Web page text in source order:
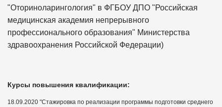
"Оториноларингология" в ФГБОУ ДПО "Российская
медицинская академия непрерывного
профессионального образования" Министерства
здравоохранения Российской Федерации)
Курсы повышения квалификации:
18.09.2020 "Стажировка по реализации программы подготовки среднего